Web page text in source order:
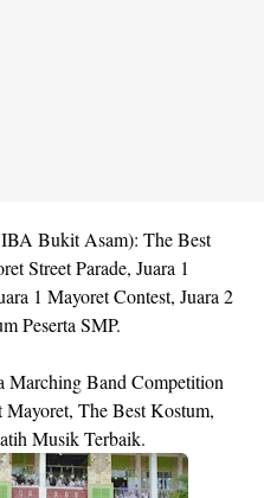
Bukit Asam): The Best
Street Parade, Juara 1
1 Mayoret Contest, Juara 2
Peserta SMP.
Marching Band Competition
The Best Kostum,
Musik Terbaik.